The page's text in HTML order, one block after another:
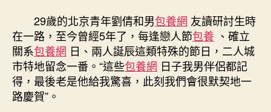
29歲的北京青年劉倩和男包養網 友讀研討生時
在一路，至今曾經5年了，每逢戀人節包養 、確立
關系包養網 日、兩人誕辰這類特殊的節日，二人城
市特地留念一番。“這些包養網 日子我男伴侶都記
得，最後老是他給我驚喜，此刻我們會很默契地一
路慶賀”。